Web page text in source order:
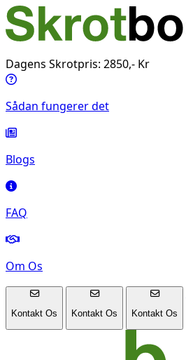
Dagens Skrotpris: 2850,- Kr
Sådan fungerer det
Blogs
FAQ
Om Os
Kontakt Os Kontakt Os Kontakt Os